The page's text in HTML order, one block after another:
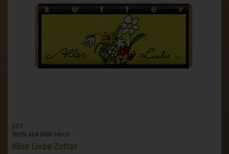
ZOT
100% kbA BNN-Herst
Alles Liebe Zotter